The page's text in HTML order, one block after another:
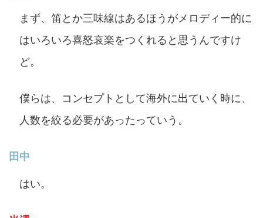
まず、笛とか三味線はあるほうがメロディー的に
はいろいろ喜怒哀楽をつくれると思うんですけ
ど。
僕らは、コンセプトとして海外に出ていく時に、
人数を絞る必要があったっていう。
田中
はい。